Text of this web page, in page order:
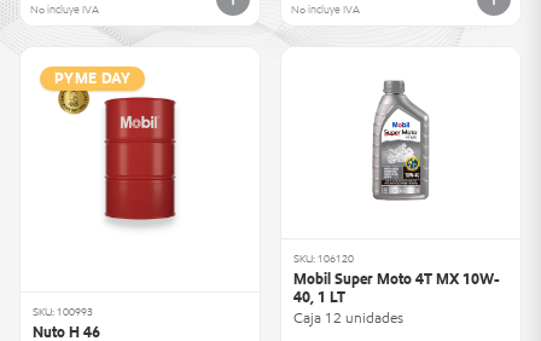
No incluye IVA No incluye IVA
PYME DAY
SKU: 100993
Nuto H 46
SKU: 106120
Mobil Super Moto 4T MX 10W-
40, 1 LT
Caja 12 unidades